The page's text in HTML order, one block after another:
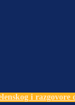
i razgovore